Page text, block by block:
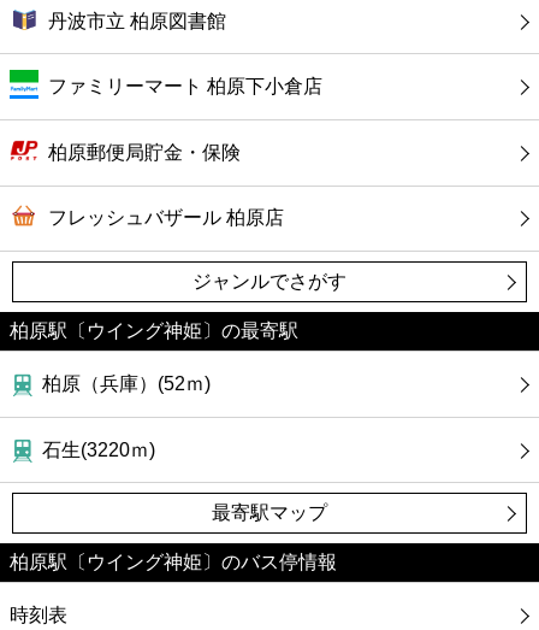
カフェ
ショッピング
銀行
公共
丹波市立 柏原図書館
ファミリーマート 柏原下小倉店
柏原郵便局貯金・保険
フレッシュバザール 柏原店
ジャンルでさがす
柏原駅〔ウイング神姫〕の最寄駅
柏原（兵庫）(52ｍ)
石生(3220ｍ)
最寄駅マップ
柏原駅〔ウイング神姫〕のバス停情報
時刻表